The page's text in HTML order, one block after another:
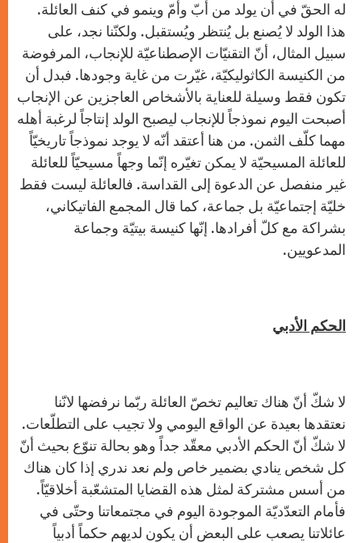
له الحقّ في أن يولد من أبّ وأمّ وينمو في كنف العائلة.
هذا الولد لا يُصنع بل يُنتظر ويُستقبل. ولكنّنا نجد، على
سبيل المثال، أنّ التقنيّات الإصطناعيّة للإنجاب، المرفوضة
من الكنيسة الكاثوليكيّة، غيّرت من غاية وجودها. فبدل أن
تكون فقط وسيلة للعناية بالأشخاص العاجزين عن الإنجاب
أصبحت اليوم نموذجاً للإنجاب ليصبح الولد إنتاجاً لرغبة أهله
مهما كلّف الثمن. من هنا أعتقد أنّه لا يوجد نموذجاً تاريخيّاً
للعائلة المسيحيّة لا يمكن تغيّره إنّما وجهاً مسيحيّاً للعائلة
غير منفصل عن الدعوة إلى القداسة. فالعائلة ليست فقط
خليّة إجتماعيّة بل جماعة، كما قال المجمع الفاتيكاني،
بشراكة مع كلّ أفرادها. إنّها كنيسة بيتيّة وجماعة
المدعويين.
الحكم الأدبي
لا شكّ أنّ هناك تعاليم تخصّ العائلة ربّما نرفضها لانّنا
نعتقدها بعيدة عن الواقع اليومي ولا تجيب على التطلّعات.
لا شكّ أنّ الحكم الأدبي معقّد جداً وهو بحالة تنوّع بحيث أنّ
كل شخص ينادي بضمير خاص ولم نعد ندري إذا كان هناك
من أسس مشتركة لمثل هذه القضايا المتشعّبة أخلاقيّاً.
فأمام التعدّديّة الموجودة اليوم في مجتمعاتنا وحتّى في
عائلاتنا يصعب على البعض أن يكون لديهم حكماً أدبياً